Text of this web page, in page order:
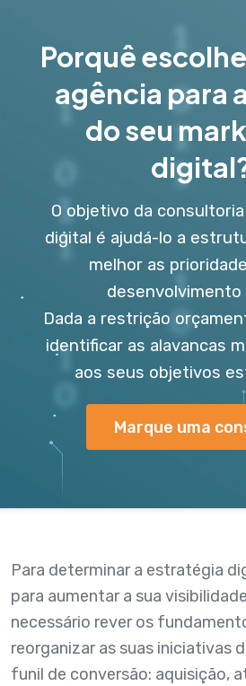
Porquê
agência para
do seu
O objetivo da
digital é ajudá-lo a
melhor as
desenvolvimento
Dada a restrição
identificar as alavancas
aos seus objetivos
Marque uma
Para determinar a estratégia
para aumentar a sua
necessário rever os
reorganizar as suas iniciativas
funil de conversão: aquisição,